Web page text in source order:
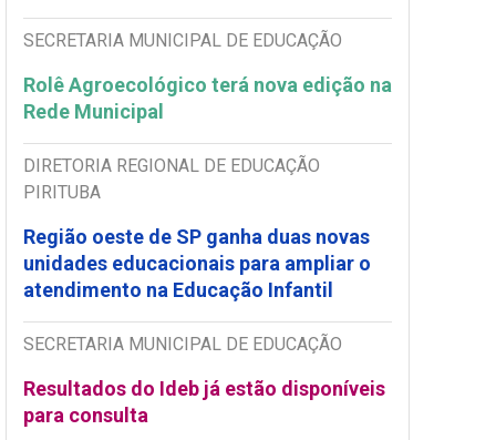
SECRETARIA MUNICIPAL DE EDUCAÇÃO
Rolê Agroecológico terá nova edição na
Rede Municipal
DIRETORIA REGIONAL DE EDUCAÇÃO
PIRITUBA
Região oeste de SP ganha duas novas
unidades educacionais para ampliar o
atendimento na Educação Infantil
SECRETARIA MUNICIPAL DE EDUCAÇÃO
Resultados do Ideb já estão disponíveis
para consulta